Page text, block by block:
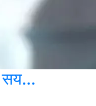
सय...